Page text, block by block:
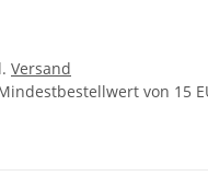
Versand
von 15